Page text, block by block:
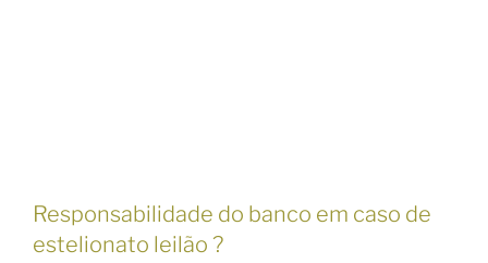
Responsabilidade do banco em caso de
estelionato leilão ?